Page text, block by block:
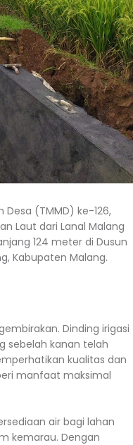
Desa (TMMD) ke-126,
Laut dari Lanal Malang
124 meter di Dusun
Kabupaten Malang.
Dinding irigasi
sebelah kanan telah
kualitas dan
manfaat maksimal
air bagi lahan
kemarau. Dengan